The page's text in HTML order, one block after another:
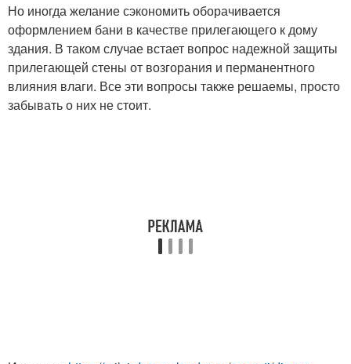
Но иногда желание сэкономить оборачивается
оформлением бани в качестве прилегающего к дому
здания. В таком случае встает вопрос надежной защиты
прилегающей стены от возгорания и перманентного
влияния влаги. Все эти вопросы также решаемы, просто
забывать о них не стоит.